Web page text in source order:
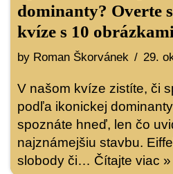
dominanty? Overte
kvíze s 10 obrázkami
by Roman Škorvánek 29.
V našom kvíze zistíte, či
podľa ikonickej
spoznáte hneď, len čo
najznámejšiu stavbu.
slobody či… Čítajte viac »